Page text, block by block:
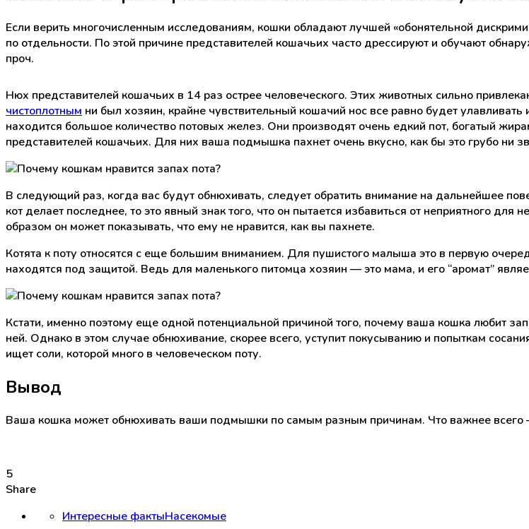
Если верить многочисленным исследованиям, кошки обладают лучшей «обонятельной
по отдельности. По этой причине представителей кошачьих часто дрессируют и обучают
проч.
Нюх представителей кошачьих в 14 раз острее человеческого. Этих животных сильно
чистоплотным ни был хозяин, крайне чувствительный кошачий нос все равно будет
находится большое количество потовых желез. Они производят очень едкий пот, богатый
представителей кошачьих. Для них ваша подмышка пахнет очень вкусно, как бы это грубо ни
В следующий раз, когда вас будут обнюхивать, следует обратить внимание на дальнейшее
кот делает последнее, то это явный знак того, что он пытается избавиться от неприятного
образом он может показывать, что ему не нравится, как вы пахнете.
Котята к поту относятся с еще большим вниманием. Для пушистого малыша это в первую
находятся под защитой. Ведь для маленького питомца хозяин — это мама, и его “аромат”
Кстати, именно поэтому еще одной потенциальной причиной того, почему ваша кошка любит
ней. Однако в этом случае обнюхивание, скорее всего, уступит покусыванию и попыткам
ищет соли, которой много в человеческом поту.
Вывод
Ваша кошка может обнюхивать ваши подмышки по самым разным причинам. Что важнее всего
5
Share
Интересные фактыНасекомые